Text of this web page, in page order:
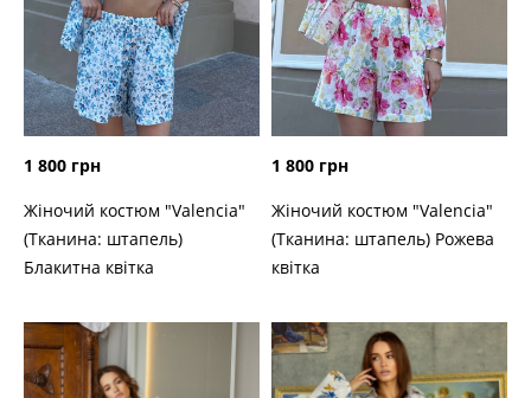
1 800 грн
Жіночий костюм "Valencia"
(Тканина: штапель)
Блакитна квітка
1 800 грн
Жіночий костюм "Valencia"
(Тканина: штапель) Рожева
квітка